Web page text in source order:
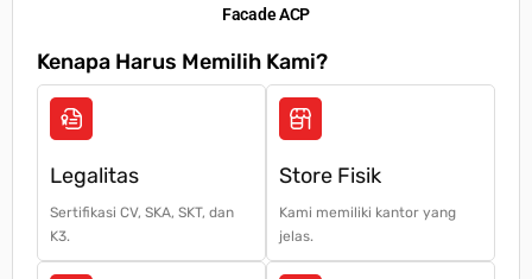
Keunggulan Neon Box untuk Promosi
Brebes sebagai pusat bisnis memiliki persaingan
yang sangat ketat. Tanpa signage yang menonjol,
bisnis Anda bisa tenggelam di antara kompetitor.
Neon box hadir sebagai solusi
– Meningkatkan visibilitas – Mudah ditemukan,
bahkan dari kejauhan.
– Promosi 24 jam – Tetap menarik perhatian siang
Facade ACP
Kenapa Harus Memilih Kami?
Legalitas
Sertifikasi CV, SKA, SKT, dan
K3.
Store Fisik
Kami memiliki kantor yang
jelas.